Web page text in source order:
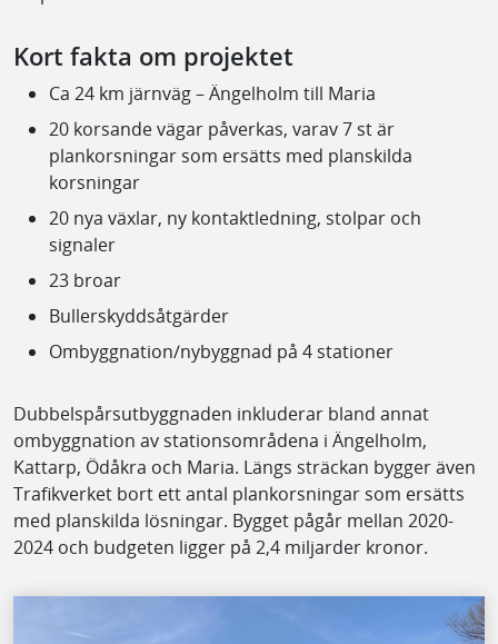
Kort fakta om projektet
Ca 24 km järnväg – Ängelholm till Maria
20 korsande vägar påverkas, varav 7 st är
plankorsningar som ersätts med planskilda
korsningar
20 nya växlar, ny kontaktledning, stolpar och
signaler
23 broar
Bullerskyddsåtgärder
Ombyggnation/nybyggnad på 4 stationer
Dubbelspårsutbyggnaden inkluderar bland annat
ombyggnation av stationsområdena i Ängelholm,
Kattarp, Ödåkra och Maria. Längs sträckan bygger även
Trafikverket bort ett antal plankorsningar som ersätts
med planskilda lösningar. Bygget pågår mellan 2020-
2024 och budgeten ligger på 2,4 miljarder kronor.